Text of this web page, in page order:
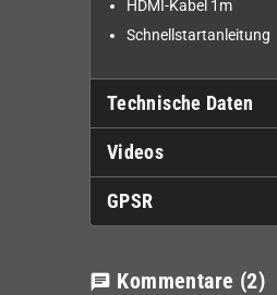
HDMI-Kabel 1m
Schnellstartanleitung
Technische Daten
Videos
GPSR
chat Kommentare (2)